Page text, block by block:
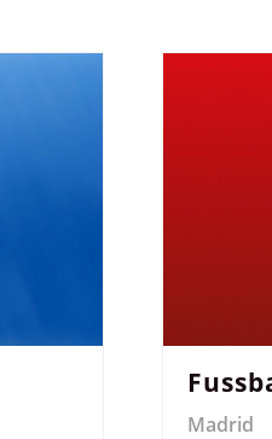
Madrid